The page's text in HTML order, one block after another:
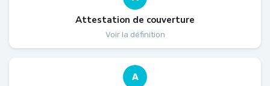
Attestation de couverture
Voir la définition
A